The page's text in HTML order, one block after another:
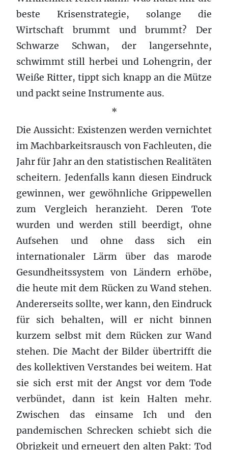
beste Krisenstrategie, solange die
Wirtschaft brummt und brummt? Der
Schwarze Schwan, der langersehnte,
schwimmt still herbei und Lohengrin, der
Weiße Ritter, tippt sich knapp an die Mütze
und packt seine Instrumente aus.
*
Die Aussicht: Existenzen werden vernichtet
im Machbarkeitsrausch von Fachleuten, die
Jahr für Jahr an den statistischen Realitäten
scheitern. Jedenfalls kann diesen Eindruck
gewinnen, wer gewöhnliche Grippewellen
zum Vergleich heranzieht. Deren Tote
wurden und werden still beerdigt, ohne
Aufsehen und ohne dass sich ein
internationaler Lärm über das marode
Gesundheitssystem von Ländern erhöbe,
die heute mit dem Rücken zu Wand stehen.
Andererseits sollte, wer kann, den Eindruck
für sich behalten, will er nicht binnen
kurzem selbst mit dem Rücken zur Wand
stehen. Die Macht der Bilder übertrifft die
des kollektiven Verstandes bei weitem. Hat
sie sich erst mit der Angst vor dem Tode
verbündet, dann ist kein Halten mehr.
Zwischen das einsame Ich und den
pandemischen Schrecken schiebt sich die
Obrigkeit und erneuert den alten Pakt: Tod